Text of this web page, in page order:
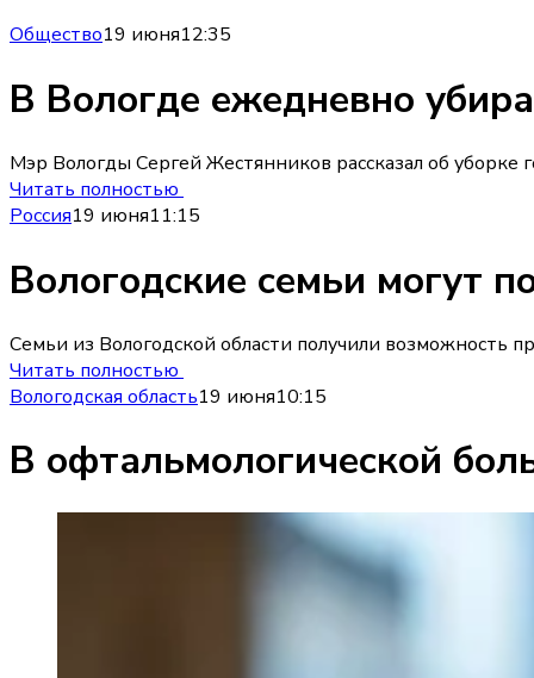
Общество19 июня12:35
В Вологде ежедневно
Мэр Вологды Сергей Жестянников рассказал об уборке
Читать полностью
Россия19 июня11:15
Вологодские семьи могут
Семьи из Вологодской области получили возможность
Читать полностью
Вологодская область19 июня10:15
В офтальмологической